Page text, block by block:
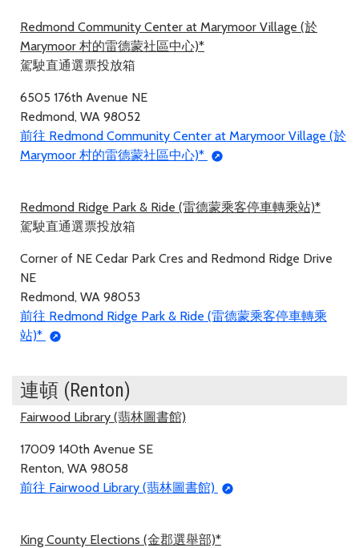
Redmond Community Center at Marymoor Village (於
Marymoor 村的雷德蒙社區中心)*
駕駛直通選票投放箱
6505 176th Avenue NE
Redmond, WA 98052
前往 Redmond Community Center at Marymoor Village (於
Marymoor 村的雷德蒙社區中心)*
Redmond Ridge Park & Ride (雷德蒙乘客停車轉乘站)*
駕駛直通選票投放箱
Corner of NE Cedar Park Cres and Redmond Ridge Drive
NE
Redmond, WA 98053
前往 Redmond Ridge Park & Ride (雷德蒙乘客停車轉乘
站)*
連頓 (Renton)
Fairwood Library (翡林圖書館)
17009 140th Avenue SE
Renton, WA 98058
前往 Fairwood Library (翡林圖書館)
King County Elections (金郡選舉部)*